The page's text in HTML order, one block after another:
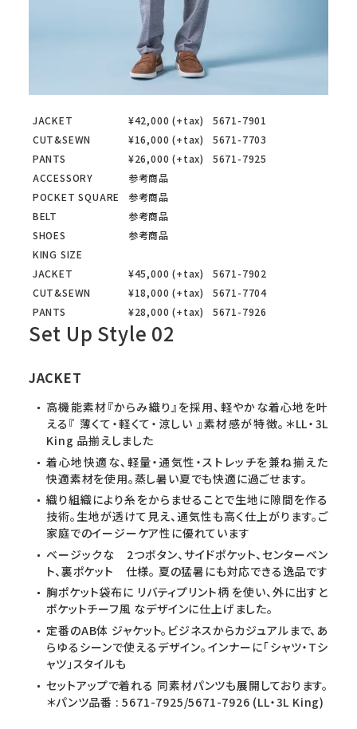
JACKET ¥42,000 (+tax)
5671-7901
CUT&SEWN
¥16,000 (+tax)
5671-7703
PANTS
¥26,000 (+tax)
5671-7925
ACCESSORY
参考商品
POCKET SQUARE
参考商品
BELT
参考商品
SHOES
参考商品
KING SIZE
JACKET
¥45,000 (+tax)
5671-7902
CUT&SEWN
¥18,000 (+tax)
5671-7704
PANTS
¥28,000 (+tax) 5671-7926
Set Up Style 02
JACKET
高機能素材『からみ織り』を採用、軽やかな着心地を叶
える『 薄くて・軽くて・涼しい 』素材感が特徴。＊LL・3L
King 品揃えしました
着心地快適な、軽量・通気性・ストレッチを兼ね揃えた
快適素材を使用。蒸し暑い夏でも快適に過ごせます。
織り組織により糸をからませることで生地に隙間を作る
技術。生地が透けて見え、通気性も高く仕上がります。ご
家庭でのイージーケア性に優れています
ベージックな 2つボタン、サイドポケット、センターベン
ト、裏ポケット 仕様。 夏の猛暑にも対応できる逸品です
胸ポケット袋布に リバティプリント柄 を使い、外に出すと
ポケットチーフ風 なデザインに仕上げました。
定番のAB体 ジャケット。ビジネスからカジュアルまで、あ
らゆるシーンで使えるデザイン。インナーに「シャツ・Tシ
ャツ」スタイルも
セットアップで着れる 同素材パンツも展開しております。
＊パンツ品番 : 5671-7925/5671-7926 (LL・3L King)